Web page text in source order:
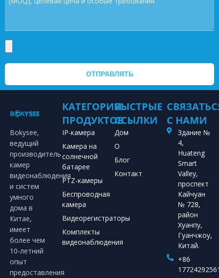
ОТПРАВЛЯТЬ
Bokysee,
ведущий
производитель
камер
видеонаблюдения
и систем
умного
дома в
Китае,
имеет
более чем
10-летний
опыт
предоставления
КАТЕГОРИИ
ПРОДУКТОВ
IP-камера
Камера на
солнечной
батарее
PTZ-камеры
Беспроводная
камера
Видеорегистраторы
Комплекты
видеонаблюдения
БЫСТРЫЕ
ССЫЛКИ
Дом
О
Блог
Контакт
С НАМИ
Здание №
4,
Huateng
Smart
Valley,
проспект
Кайчуан
№ 728,
район
Хуанпу,
Гуанчжоу,
Китай.
+86